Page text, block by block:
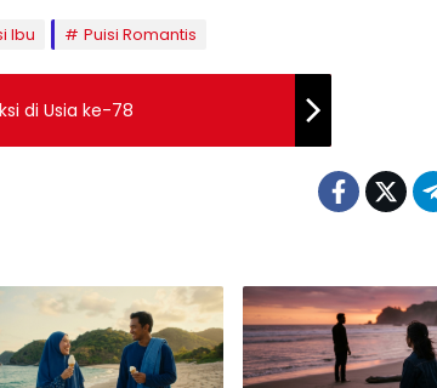
Ibu Puisi Romantis
di Usia ke-78